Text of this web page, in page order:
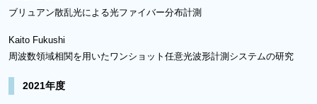
ブリュアン散乱光による光ファイバー分布計測
Kaito Fukushi
周波数領域相関を用いたワンショット任意光波形計測システムの研究
2021年度